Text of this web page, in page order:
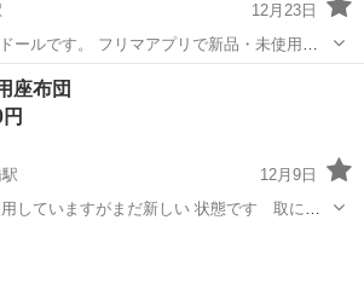
12月23日
ールです。 フリマアプリで新品・未使用品
カムスペースに一度飾り､自宅で保管してい
無いと思いますが､新郎のタキシードの上の
。 また...
駅 冠婚葬祭
座布団
12月9日
していますがまだ新しい 状態です 取に来